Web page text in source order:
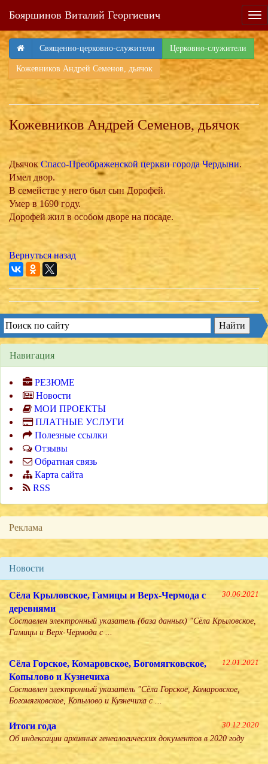
Бояршинов Виталий Георгиевич
Священно-церковно-служители Церковно-служители
Кожевников Андрей Семенов, дьячок
Кожевников Андрей Семенов, дьячок
Дьячок Спасо-Преображенской церкви города Чердыни.
Имел двор.
В семействе у него был сын Дорофей.
Умер в 1690 году.
Дорофей жил в особом дворе на посаде.
Вернуться назад
Навигация
РЕЗЮМЕ
Новости
МОИ ПРОЕКТЫ
ПЛАТНЫЕ УСЛУГИ
Полезные ссылки
Отзывы
Обратная связь
Карта сайта
RSS
Реклама
Новости
30.06.2021
Сёла Крыловское, Гамицы и Верх-Чермода с
деревнями
Составлен электронный указатель (база данных) "Сёла Крыловское,
Гамицы и Верх-Чермода с ...
12.01.2021
Сёла Горское, Комаровское, Богомягковское,
Копылово и Кузнечиха
Составлен электронный указатель "Сёла Горское, Комаровское,
Богомягковское, Копылово и Кузнечиха с ...
30.12.2020
Итоги года
Об индексации архивных генеалогических документов в 2020 году